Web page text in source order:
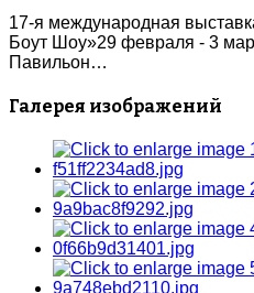
17-я международная
Боут Шоу»29 февраля - 3
Павильон…
Галерея изображений